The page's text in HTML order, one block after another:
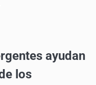
un mejor sabor y
sino que también
frescos. Por
suelen ser